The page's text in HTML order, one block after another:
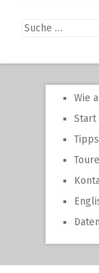
Suche
nach:
Wie
Start
Tipps